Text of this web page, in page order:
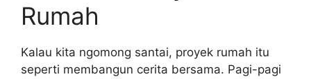
Rumah
Kalau kita ngomong santai, proyek rumah itu
seperti membangun cerita bersama. Pagi-pagi